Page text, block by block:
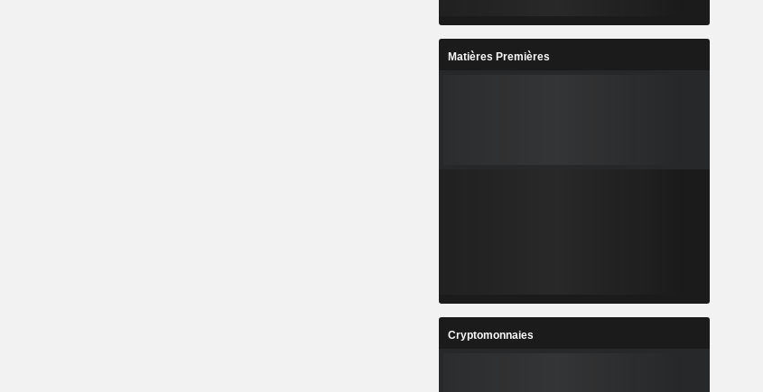
Matières Premières
Cryptomonnaies